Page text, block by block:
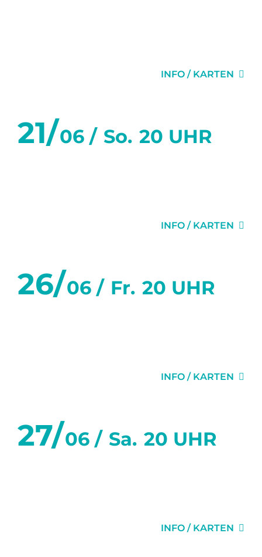
INFO / KARTEN
21/06 / So. 20 UHR
INFO / KARTEN
26/06 / Fr. 20 UHR
INFO / KARTEN
27/06 / Sa. 20 UHR
INFO / KARTEN